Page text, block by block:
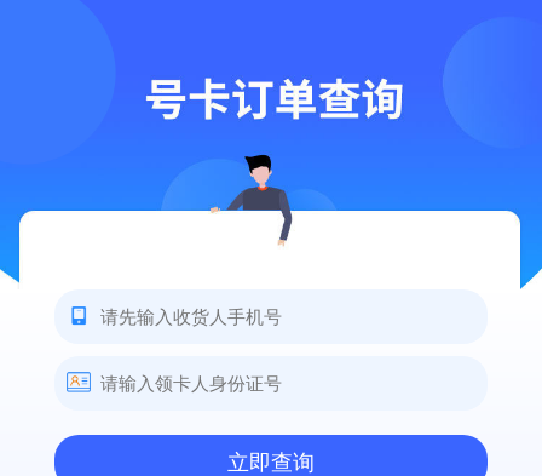
立即查询